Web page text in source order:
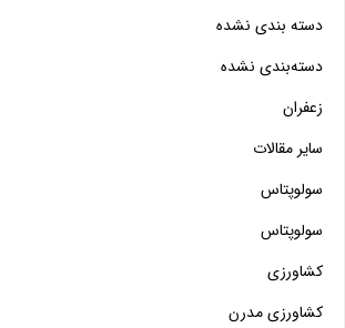
دسته بندی نشده
دسته‌بندی نشده
زعفران
سایر مقالات
سولوپتاس
سولوپتاس
کشاورزی
کشاورزی مدرن